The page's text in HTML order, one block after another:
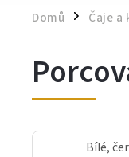
Domů / Čaje a
Bílé,